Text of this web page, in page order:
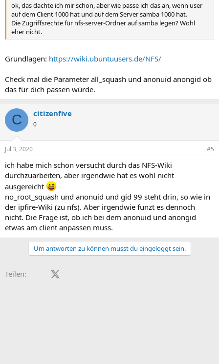
ok, das dachte ich mir schon, aber wie passe ich das an, wenn user
auf dem Client 1000 hat und auf dem Server samba 1000 hat.
Die Zugriffsrechte für nfs-server-Ordner auf samba legen? Wohl
eher nicht.
Grundlagen: https://wiki.ubuntuusers.de/NFS/
Check mal die Parameter all_squash und anonuid anongid ob
das für dich passen würde.
C citizenfive
0
Jul 3, 2020 #5
ich habe mich schon versucht durch das NFS-Wiki
durchzuarbeiten, aber irgendwie hat es wohl nicht
ausgereicht
no_root_squash und anonuid und gid 99 steht drin, so wie in
der ipfire-Wiki (zu nfs). Aber irgendwie funzt es dennoch
nicht. Die Frage ist, ob ich bei dem anonuid und anongid
etwas am client anpassen muss.
Um antworten zu können musst du eingeloggt sein.
Teilen: Facebook